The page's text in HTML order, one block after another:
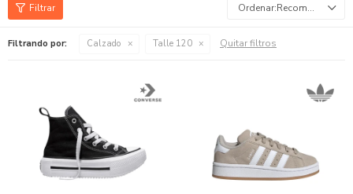
Recomendados
Filtrando por: Calzado Talle 120 Quitar filtros